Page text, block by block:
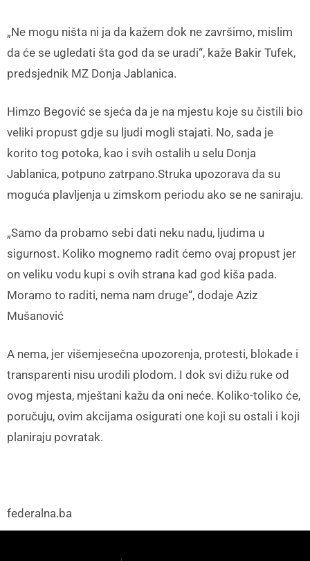
„Ne mogu ništa ni ja da kažem dok ne završimo, mislim
da će se ugledati šta god da se uradi“, kaže Bakir Tufek,
predsjednik MZ Donja Jablanica.
Himzo Begović se sjeća da je na mjestu koje su čistili bio
veliki propust gdje su ljudi mogli stajati. No, sada je
korito tog potoka, kao i svih ostalih u selu Donja
Jablanica, potpuno zatrpano.Struka upozorava da su
moguća plavljenja u zimskom periodu ako se ne saniraju.
„Samo da probamo sebi dati neku nadu, ljudima u
sigurnost. Koliko mognemo radit ćemo ovaj propust jer
on veliku vodu kupi s ovih strana kad god kiša pada.
Moramo to raditi, nema nam druge“, dodaje Aziz
Mušanović
A nema, jer višemjesečna upozorenja, protesti, blokade i
transparenti nisu urodili plodom. I dok svi dižu ruke od
ovog mjesta, mještani kažu da oni neće. Koliko-toliko će,
poručuju, ovim akcijama osigurati one koji su ostali i koji
planiraju povratak.
federalna.ba